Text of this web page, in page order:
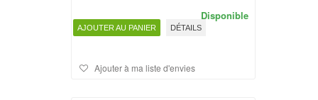
AJOUTER AU PANIER DÉTAILS
Disponible
Ajouter à ma liste d'envies